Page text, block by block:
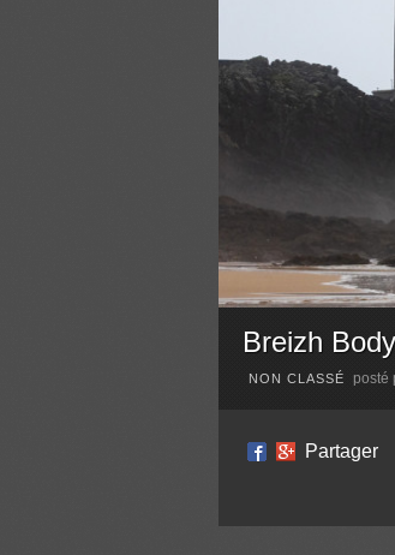
Breizh
NON CLASSÉ posté
Partager